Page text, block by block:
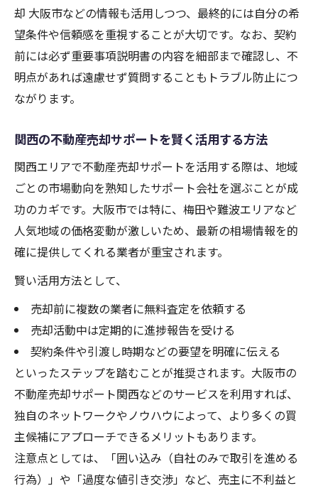
却 大阪市などの情報も活用しつつ、最終的には自分の希
望条件や信頼感を重視することが大切です。なお、契約
前には必ず重要事項説明書の内容を細部まで確認し、不
明点があれば遠慮せず質問することもトラブル防止につ
ながります。
関西の不動産売却サポートを賢く活用する方法
関西エリアで不動産売却サポートを活用する際は、地域
ごとの市場動向を熟知したサポート会社を選ぶことが成
功のカギです。大阪市では特に、梅田や難波エリアなど
人気地域の価格変動が激しいため、最新の相場情報を的
確に提供してくれる業者が重宝されます。
賢い活用方法として、
売却前に複数の業者に無料査定を依頼する
売却活動中は定期的に進捗報告を受ける
契約条件や引渡し時期などの要望を明確に伝える
といったステップを踏むことが推奨されます。大阪市の
不動産売却サポート関西などのサービスを利用すれば、
独自のネットワークやノウハウによって、より多くの買
主候補にアプローチできるメリットもあります。
注意点としては、「囲い込み（自社のみで取引を進める
行為）」や「過度な値引き交渉」など、売主に不利益と